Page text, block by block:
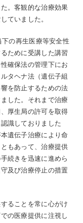
。客観的な治療効果
ていました。
の再生医療等安全性
ために受講した講習
確保法の管理下にお
タヘナ法（遺伝子組
を防止するための法
した。それまで治療
厚生局の許可を取得
識しておりました
遺伝子治療により命
もあって、治療提供
続きを迅速に進めら
及び治療停止の措置
ることを常に心がけ
の医療提供に注視し